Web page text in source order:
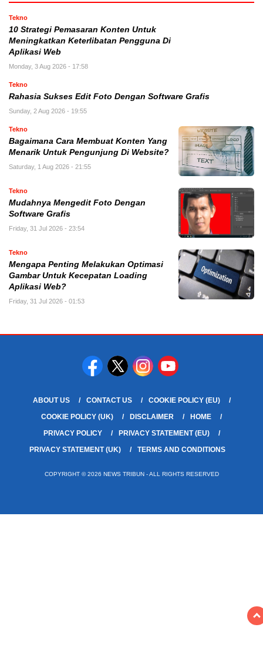
Tekno
10 Strategi Pemasaran Konten Untuk
Meningkatkan Keterlibatan Pengguna Di
Aplikasi Web
Monday, 3 Aug 2026 - 17:58
Tekno
Rahasia Sukses Edit Foto Dengan Software Grafis
Sunday, 2 Aug 2026 - 19:55
Tekno
Bagaimana Cara Membuat Konten Yang
Menarik Untuk Pengunjung Di Website?
Saturday, 1 Aug 2026 - 21:55
Tekno
Mudahnya Mengedit Foto Dengan
Software Grafis
Friday, 31 Jul 2026 - 23:54
Tekno
Mengapa Penting Melakukan Optimasi
Gambar Untuk Kecepatan Loading
Aplikasi Web?
Friday, 31 Jul 2026 - 01:53
ABOUT US CONTACT US
COOKIE POLICY (EU)
COOKIE POLICY (UK)
DISCLAIMER
HOME
PRIVACY POLICY
PRIVACY STATEMENT (EU)
PRIVACY STATEMENT (UK)
TERMS AND CONDITIONS
COPYRIGHT © 2026 NEWS TRIBUN - ALL RIGHTS RESERVED